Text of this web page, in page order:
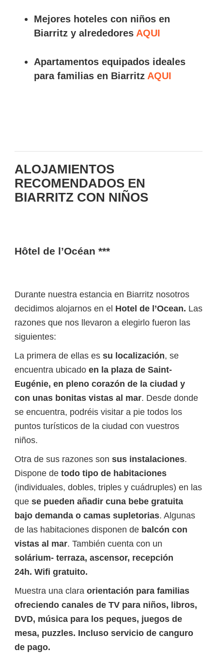
Mejores hoteles con niños en
Biarritz y alrededores AQUI
Apartamentos equipados ideales
para familias en Biarritz AQUI
ALOJAMIENTOS
RECOMENDADOS EN
BIARRITZ CON NIÑOS
Hôtel de l’Océan ***
Durante nuestra estancia en Biarritz nosotros
decidimos alojarnos en el Hotel de l’Ocean. Las
razones que nos llevaron a elegirlo fueron las
siguientes:
La primera de ellas es su localización, se
encuentra ubicado en la plaza de Saint-
Eugénie, en pleno corazón de la ciudad y
con unas bonitas vistas al mar. Desde donde
se encuentra, podréis visitar a pie todos los
puntos turísticos de la ciudad con vuestros
niños.
Otra de sus razones son sus instalaciones.
Dispone de todo tipo de habitaciones
(individuales, dobles, triples y cuádruples) en las
que se pueden añadir cuna bebe gratuita
bajo demanda o camas supletorias. Algunas
de las habitaciones disponen de balcón con
vistas al mar. También cuenta con un
solárium- terraza, ascensor, recepción
24h. Wifi gratuito.
Muestra una clara orientación para familias
ofreciendo canales de TV para niños, libros,
DVD, música para los peques, juegos de
mesa, puzzles. Incluso servicio de canguro
de pago.